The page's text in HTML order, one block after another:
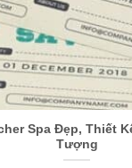
Spa Đẹp, Thiết
Tượng